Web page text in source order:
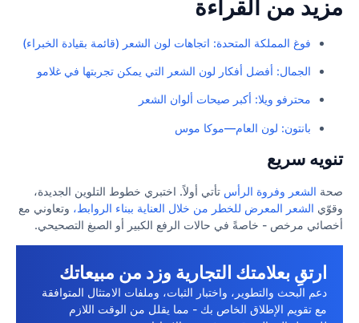
مزيد من القراءة
فوغ المملكة المتحدة: اتجاهات لون الشعر (قائمة بقيادة الخبراء)
الجمال: أفضل أفكار لون الشعر التي يمكن تجربتها في غلامو
محترفو ويلا: أكبر صيحات ألوان الشعر
بانتون: لون العام—موكا موس
تنويه سريع
صحة الشعر وفروة الرأس تأتي أولاً. اختبري خطوط التلوين الجديدة،
وقوّي الشعر المعرض للخطر من خلال العناية ببناء الروابط، وتعاوني مع
أخصائي مرخص - خاصةً في حالات الرفع الكبير أو الصبغ التصحيحي.
ارتقِ بعلامتك التجارية وزد من مبيعاتك
دعم البحث والتطوير، واختبار الثبات، وملفات الامتثال المتوافقة
مع تقويم الإطلاق الخاص بك - مما يقلل من الوقت اللازم